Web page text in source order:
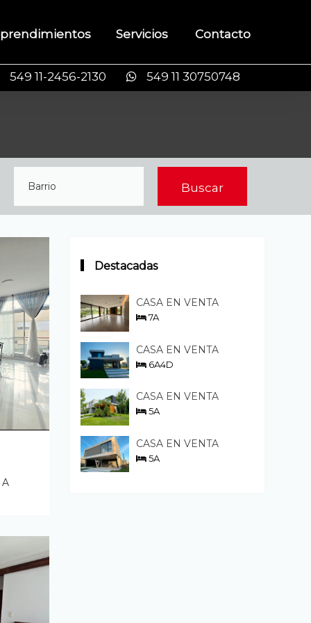
Servicios Contacto
549 11-2456-2130 549 11 30750748
Destacadas
CASA EN VENTA
7A
CASA EN VENTA
6A4D
CASA EN VENTA
5A
CASA EN VENTA
5A